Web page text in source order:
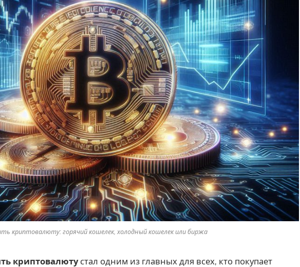
криптовалюту: горячий кошелек, холодный кошелек или биржа
криптовалютустал одним из главных для всех, кто покупает